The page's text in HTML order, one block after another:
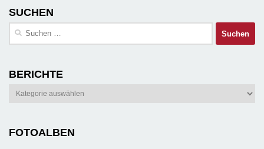
SUCHEN
Suchen
BERICHTE
Berichte
FOTOALBEN